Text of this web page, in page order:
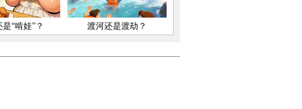
“啃娃”？ 渡河还是渡劫？